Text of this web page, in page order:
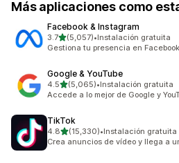
Más aplicaciones como
Facebook & Instagram
3.7de 5 estrellas
(5,057)
5057 reseñas en total
•Instalación gratuita
Gestiona tu presencia en
Google & YouTube
4.5de 5 estrellas
(5,065)
5065 reseñas en total
•Instalación gratuita
Accede a lo mejor de Google y
TikTok
4.8de 5 estrellas
(15,330)
15330 reseñas en total
•Instalación gratuita
Crea anuncios de vídeo y llega a